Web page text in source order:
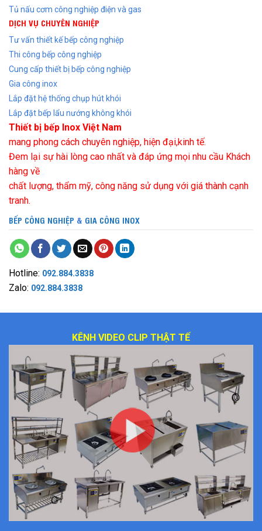
Tủ nấu cơm công nghiệp điện và gas
DỊCH VỤ CHUYÊN NGHIỆP
Tư vấn thiết kế bếp công nghiệp
Thi công bếp công nghiệp
Cung cấp thiết bị bếp công nghiệp
Gia công inox
Lắp đặt hệ thống chụp hút khói
Lắp đặt bếp lẩu nướng không khói
Thiết bị bếp Inox Việt Nam
mang phong cách chuyên nghiệp, hiện đại,kinh tế.
Đem lại sự hài lòng cao nhất và đáp ứng mọi nhu cầu Khách
hàng về
chất lượng, thẩm mỹ, công năng sử dụng với giá thành cạnh
tranh.
BẾP CÔNG NGHIỆP & GIA CÔNG INOX
Hotline: 092.884.3838
Zalo: 092.884.3838
KÊNH VIDEO CLIP THẬT TẾ